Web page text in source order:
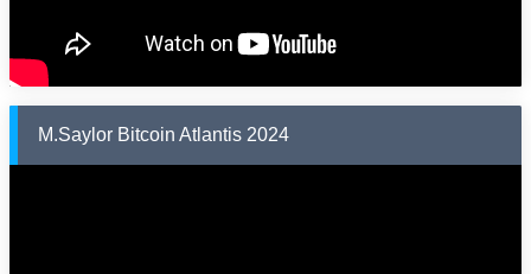
M.Saylor Bitcoin Atlantis 2024